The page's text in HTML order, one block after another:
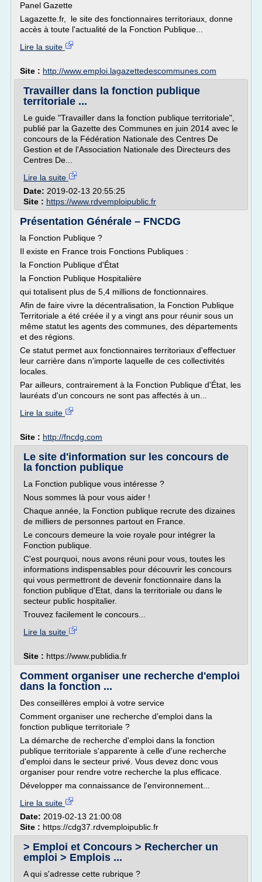
Panel Gazette
Lagazette.fr, le site des fonctionnaires territoriaux, donne
accès à toute l'actualité de la Fonction Publique...
Lire la suite
Site : http://www.emploi.lagazettedescommunes.com
Travailler dans la fonction publique
territoriale ...
Le guide "Travailler dans la fonction publique territoriale",
publié par la Gazette des Communes en juin 2014 avec le
concours de la Fédération Nationale des Centres De
Gestion et de l'Association Nationale des Directeurs des
Centres De...
Lire la suite
Date: 2019-02-13 20:55:25
Site : https://www.rdvemploipublic.fr
Présentation Générale – FNCDG
la Fonction Publique ?
Il existe en France trois Fonctions Publiques :
la Fonction Publique d'État
la Fonction Publique Hospitalière
qui totalisent plus de 5,4 millions de fonctionnaires.
Afin de faire vivre la décentralisation, la Fonction Publique
Territoriale a été créée il y a vingt ans pour réunir sous un
même statut les agents des communes, des départements
et des régions.
Ce statut permet aux fonctionnaires territoriaux d'effectuer
leur carrière dans n'importe laquelle de ces collectivités
locales.
Par ailleurs, contrairement à la Fonction Publique d'État, les
lauréats d'un concours ne sont pas affectés à un...
Lire la suite
Site : http://fncdg.com
Le site d'information sur les concours de
la fonction publique
La Fonction publique vous intéresse ?
Nous sommes là pour vous aider !
Chaque année, la Fonction publique recrute des dizaines
de milliers de personnes partout en France.
Le concours demeure la voie royale pour intégrer la
Fonction publique.
C'est pourquoi, nous avons réuni pour vous, toutes les
informations indispensables pour découvrir les concours
qui vous permettront de devenir fonctionnaire dans la
fonction publique d'Etat, dans la territoriale ou dans le
secteur public hospitalier.
Trouvez facilement le concours...
Lire la suite
Site : https://www.publidia.fr
Comment organiser une recherche d'emploi
dans la fonction ...
Des conseillères emploi à votre service
Comment organiser une recherche d'emploi dans la
fonction publique territoriale ?
La démarche de recherche d'emploi dans la fonction
publique territoriale s'apparente à celle d'une recherche
d'emploi dans le secteur privé. Vous devez donc vous
organiser pour rendre votre recherche la plus efficace.
Développer ma connaissance de l'environnement...
Lire la suite
Date: 2019-02-13 21:00:08
Site : https://cdg37.rdvemploipublic.fr
> Emploi et Concours > Rechercher un
emploi > Emplois ...
A qui s'adresse cette rubrique ?